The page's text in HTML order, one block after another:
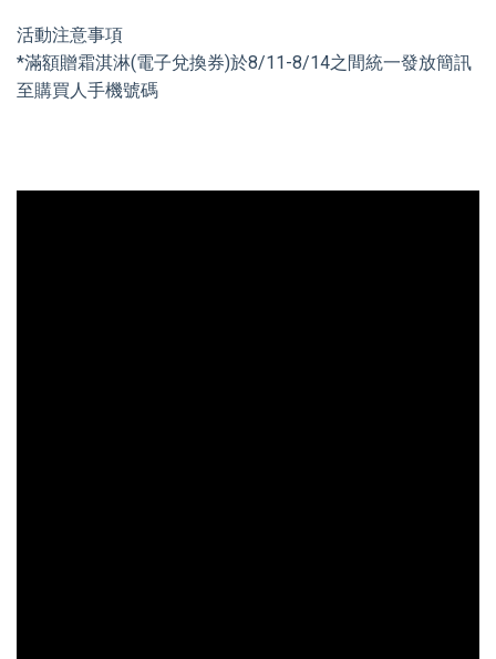
活動注意事項
*滿額贈霜淇淋(電子兌換券)於8/11-8/14之間統一發放簡訊
至購買人手機號碼